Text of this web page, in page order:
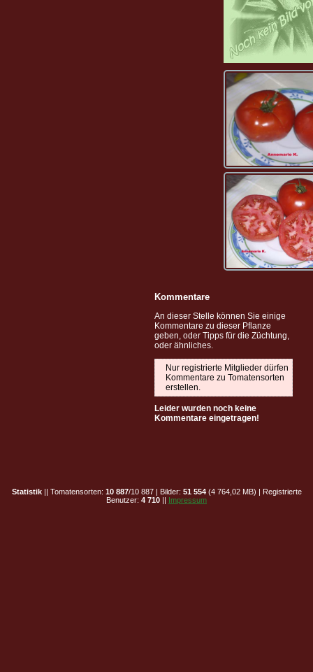
Kommentare
An dieser Stelle können Sie einige
Kommentare zu dieser Pflanze
geben, oder Tipps für die Züchtung,
oder ähnliches.
Nur registrierte Mitglieder dürfen
Kommentare zu Tomatensorten
erstellen.
Leider wurden noch keine
Kommentare eingetragen!
Statistik|| Tomatensorten: 10 887/10 887 | Bilder: 51 554(4 764,02 MB) | Registrierte
Benutzer: 4 710 || Impressum